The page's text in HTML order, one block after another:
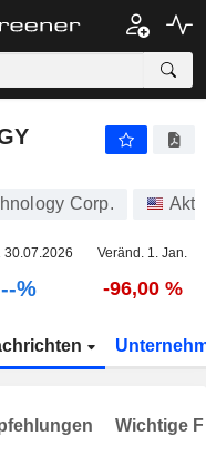
CORP. 0,000100 $ -
Corp.
30.07.2026 Veränd. 1. Jan.
% -96,00 %
Wichtige